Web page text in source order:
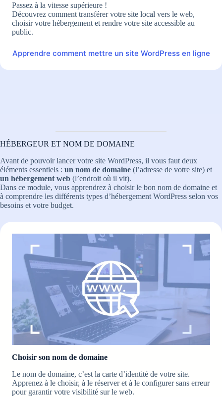
Passez à la vitesse supérieure !
Découvrez comment transférer votre site local vers le web,
choisir votre hébergement et rendre votre site accessible au
public.
Apprendre comment mettre un site WordPress en ligne
HÉBERGEUR ET NOM DE DOMAINE
Avant de pouvoir lancer votre site WordPress, il vous faut deux
éléments essentiels : un nom de domaine (l’adresse de votre site) et
un hébergement web (l’endroit où il vit).
Dans ce module, vous apprendrez à choisir le bon nom de domaine et
à comprendre les différents types d’hébergement WordPress selon vos
besoins et votre budget.
Choisir son nom de domaine
Le nom de domaine, c’est la carte d’identité de votre site.
Apprenez à le choisir, à le réserver et à le configurer sans erreur
pour garantir votre visibilité sur le web.